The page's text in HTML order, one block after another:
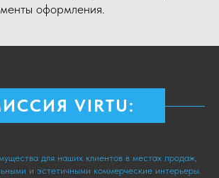
оформления.
VIRTU:
для наших клиентов в местах продаж,
и эстетичными коммерческие интерьеры.